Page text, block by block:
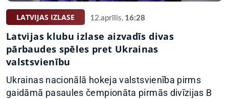
LATVIJAS IZLASE 12.aprīlis, 16:28
Latvijas klubu izlase aizvadīs divas
pārbaudes spēles pret Ukrainas
valstsvienību
Ukrainas nacionālā hokeja valstsvienība pirms
gaidāmā pasaules čempionāta pirmās divīzijas B